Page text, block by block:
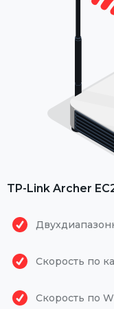
TP-Link Archer
Скорость по
Скорость по